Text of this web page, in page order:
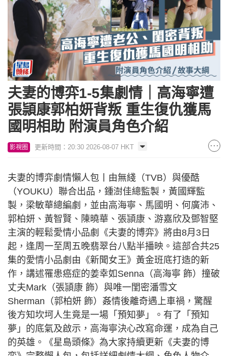
夫妻的博弈1-5集劇情｜高海寧遭
張頴康郭柏妍背叛 重生復仇獲馬
國明相助 附演員角色介紹
影視圈 更新時間：20:30 2026-08-07 HKT
夫妻的博弈劇情懶人包丨由無綫（TVB）與優酷
（YOUKU）聯合出品，鍾澍佳總監製，黃國輝監
製，梁敏華總編劇，並由高海寧、馬國明、何廣沛、
郭柏妍、黃智賢、陳曉華、張頴康、游嘉欣及鄧智堅
主演的輕鬆愛情小品劇《夫妻的博弈》將由8月3日
起，逢周一至周五晚翡翠台八點半播映。這部合共25
集的愛情小品劇由《新聞女王》黃金班底打造的新
作，講述罹患癌症的姜幸如Senna（高海寧 飾）撞破
丈夫Mark（張頴康 飾）與唯一閨密潘雪文
Sherman（郭柏妍 飾）姦情後離奇遇上車禍，驚醒
後方知坎坷人生竟是一場「預知夢」。有了「預知
夢」的底氣及啟示，高海寧決心改寫命運，成為自己
的英雄。《星島頭條》為大家持續更新《夫妻的博